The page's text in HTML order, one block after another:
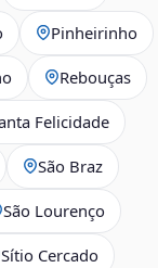
Pinheirinho
Rebouças
Felicidade
São Braz
São Lourenço
Sítio Cercado